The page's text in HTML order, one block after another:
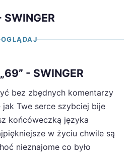
OGLĄDAJ
- SWINGER
bez zbędnych komentarzy
Twe serce szybciej bije
końcóweczką języka
w życiu chwile są
nieznajome co było